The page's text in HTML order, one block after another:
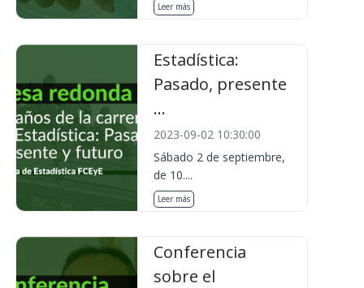
Leer más
Estadística:
Pasado, presente
...
2023-09-02 10:30:00
Sábado 2 de septiembre,
de 10....
Leer más
Conferencia
sobre el